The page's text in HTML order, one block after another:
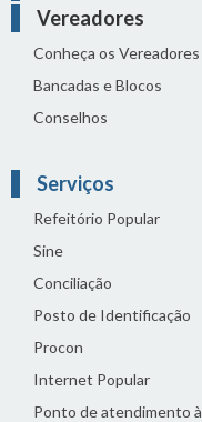
Vereadores
Conheça os Vereadores
Bancadas e Blocos
Conselhos
Serviços
Refeitório Popular
Sine
Conciliação
Posto de Identificação
Procon
Internet Popular
Ponto de atendimento à